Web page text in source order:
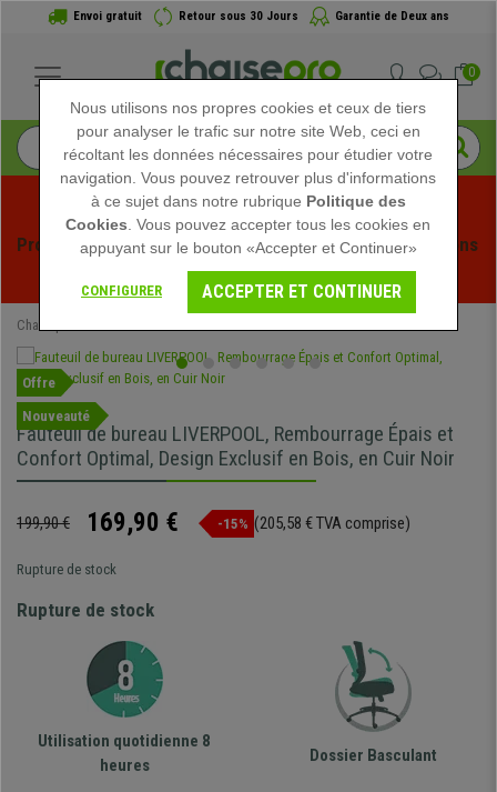
Envoi gratuit Retour sous 30 Jours Garantie de Deux ans
0
Profitez des soldes d'été chez Chaisepro ! Des réductions
exclusives pour une durée limitée - Voir l'offre
Chaisepro
Offre
Nouveauté
Fauteuil de bureau LIVERPOOL, Rembourrage Épais et
Confort Optimal, Design Exclusif en Bois, en Cuir Noir
199,90 € 169,90 € -15% (205,58 € TVA comprise)
Rupture de stock
Rupture de stock
Utilisation quotidienne 8
heures
Dossier Basculant
Nous utilisons nos propres cookies et ceux de tiers
pour analyser le trafic sur notre site Web, ceci en
récoltant les données nécessaires pour étudier votre
navigation. Vous pouvez retrouver plus d'informations
à ce sujet dans notre rubrique Politique des
Cookies . Vous pouvez accepter tous les cookies en
appuyant sur le bouton «Accepter et Continuer»
CONFIGURER ACCEPTER ET CONTINUER